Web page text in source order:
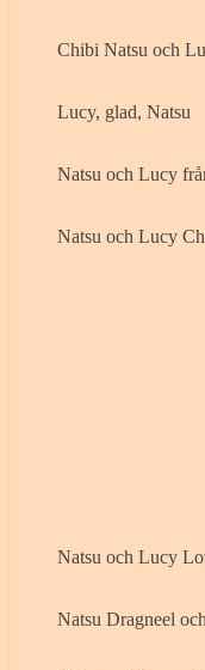
Chibi Natsu och
Lucy, glad, Natsu
Natsu och Lucy
Natsu och Lucy
Natsu och Lucy
Natsu Dragneel